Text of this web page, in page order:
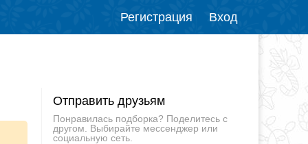
Регистрация Вход
Отправить друзьям
Понравилась подборка? Поделитесь с
другом. Выбирайте мессенджер или
социальную сеть.